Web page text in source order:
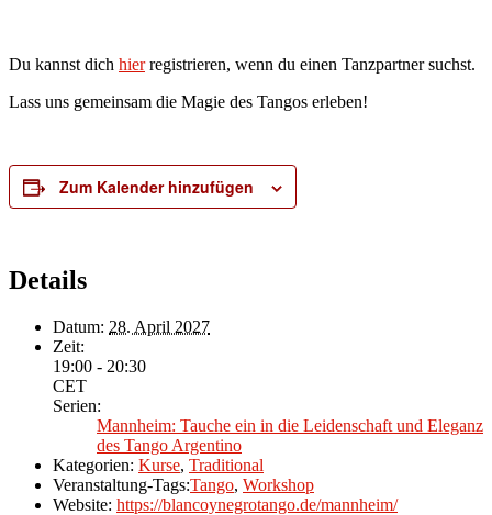
Du kannst dich hierregistrieren, wenn du einen Tanzpartner suchst.
Lass uns gemeinsam die Magie des Tangos erleben!
Zum Kalender hinzufügen
Details
Datum: 28. April 2027
Zeit:
19:00 - 20:30
CET
Serien:
Mannheim: Tauche ein in die Leidenschaft und Eleganz
des Tango Argentino
Kategorien: Kurse, Traditional
Veranstaltung-Tags:Tango, Workshop
Website: https://blancoynegrotango.de/mannheim/